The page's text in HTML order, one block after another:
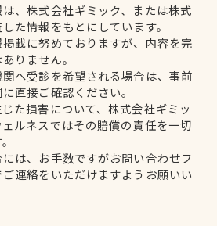
、株式会社ギミック、または株式
た情報をもとにしています。
載に努めておりますが、内容を完
りません。
へ受診を希望される場合は、事前
直接ご確認ください。
た損害について、株式会社ギミッ
ルネスではその賠償の責任を一切
は、お手数ですがお問い合わせフ
連絡をいただけますようお願いい